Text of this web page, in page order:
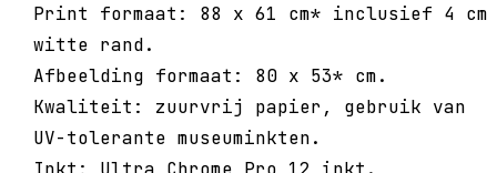
Print formaat: 88 x 61 cm* inclusief 4 cm
witte rand.
Afbeelding formaat: 80 x 53* cm.
Kwaliteit: zuurvrij papier, gebruik van
UV-tolerante museuminkten.